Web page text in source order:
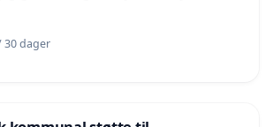
30 dager